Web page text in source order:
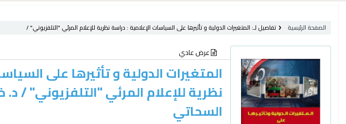
الصفحة الرئيسية تفاصيل لـ: المتغيرات الدولية و تأثيرها على السياسات الإعلامية : دراسة نظرية للإعلام المرئي "التلفزيوني" /
عرض عادي
المتغيرات الدولية و تأثيرها على
نظرية للإعلام المرئي "التلفزيوني" /د.
السحاتي